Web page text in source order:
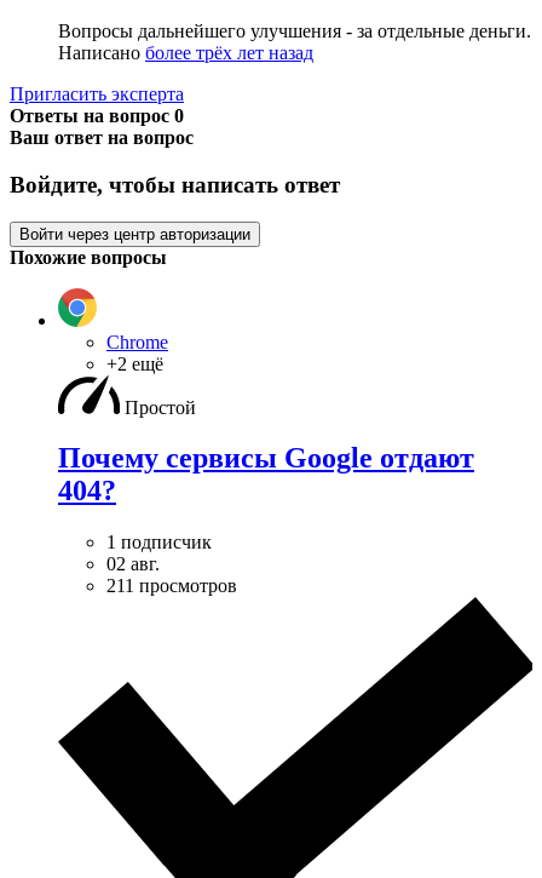
Вопросы дальнейшего улучшения - за отдельные деньги.
Написано более трёх лет назад
Пригласить эксперта
Ответы на вопрос 0
Ваш ответ на вопрос
Войдите, чтобы написать ответ
Войти через центр авторизации
Похожие вопросы
Chrome
+2 ещё
Простой
Почему сервисы Google отдают
404?
1 подписчик
02 авг.
211 просмотров